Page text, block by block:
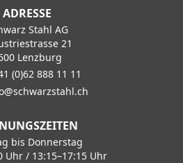
ADRESSE
Stahl AG
21
Lenzburg
(0)62 888 11 11
bis Donnerstag
Uhr / 13:15–17:15 Uhr